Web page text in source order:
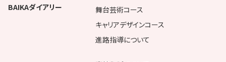
BAIKAダイアリー
舞台芸術コース
キャリアデザインコース
進路指導について